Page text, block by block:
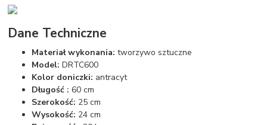
Dane Techniczne
Materiał wykonania: tworzywo sztuczne
Model: DRTC600
Kolor doniczki: antracyt
Długość : 60 cm
Szerokość: 25 cm
Wysokość: 24 cm